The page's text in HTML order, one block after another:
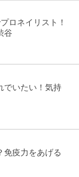
ロネイリスト！
谷
でいたい！気持
免疫力をあげる